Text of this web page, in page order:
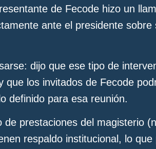
de Fecode hizo un
ante el presidente sobre
dijo que ese tipo de
los invitados de Fecode
definido para esa reunión.
prestaciones del magisterio
respaldo institucional, lo